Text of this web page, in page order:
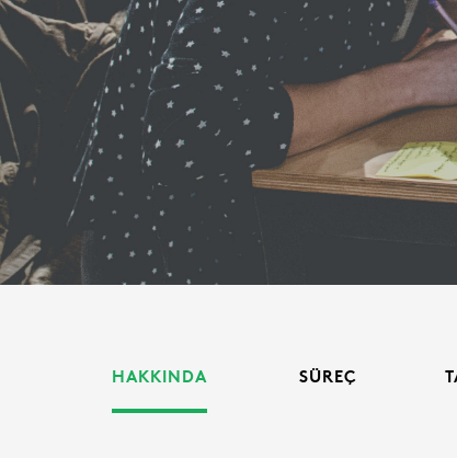
HAKKINDA SÜREÇ